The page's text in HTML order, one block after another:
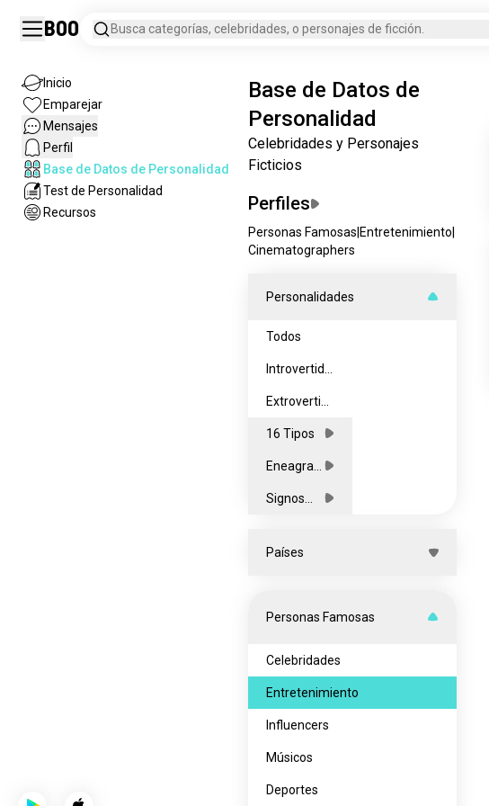
Boo Busca categorías, celebridades, o personajes de ficción.
Inicio
Emparejar
Mensajes
Perfil
Base de Datos de Personalidad
Test de Personalidad
Recursos
Base de Datos de
Personalidad
Celebridades y Personajes
Ficticios
Perfiles
Personas Famosas Entretenimiento
Cinematographers
Personalidades
Todos
Introvertido
Extrovertid
16 Tipos
Eneagra
Signos
Países
África
Asia
Europa
América
Oceanía
América
Personas Famosas
Celebridades
Entretenimiento
Influencers
Músicos
Deportes